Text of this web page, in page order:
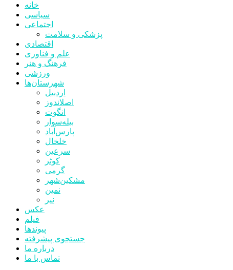
خانه
سیاسی
اجتماعی
پزشکی و سلامت
اقتصادی
علم و فناوری
فرهنگ و هنر
ورزشی
شهرستان‌ها
اردبیل
اصلاندوز
انگوت
بیله‌سوار
پارس‌آباد
خلخال
سرعین
کوثر
گرمی
مشکین‌شهر
نمین
نیر
عکس
فیلم
پیوندها
جستجوی پیشرفته
درباره ما
تماس با ما